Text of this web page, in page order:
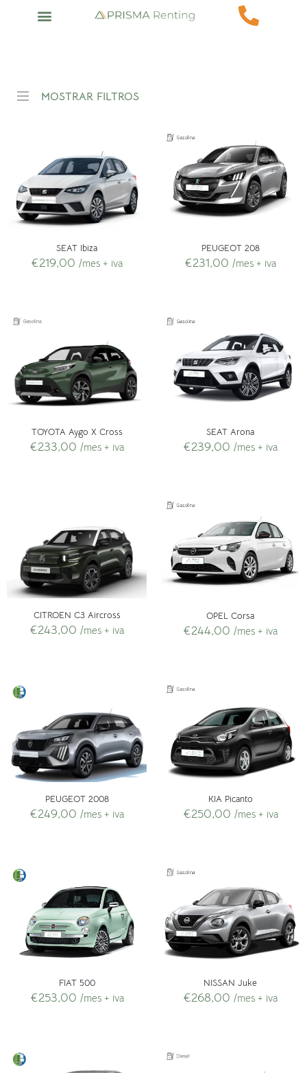
MOSTRAR FILTROS
SEAT Ibiza
€219,00 /mes + iva
PEUGEOT 208
€231,00 /mes + iva
TOYOTA Aygo X Cross
€233,00 /mes + iva
SEAT Arona
€239,00 /mes + iva
CITROEN C3 Aircross
€243,00 /mes + iva
OPEL Corsa
€244,00 /mes + iva
PEUGEOT 2008
€249,00 /mes + iva
KIA Picanto
€250,00 /mes + iva
FIAT 500
€253,00 /mes + iva
NISSAN Juke
€268,00 /mes + iva